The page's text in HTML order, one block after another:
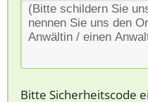
Bitte Sicherheitscode